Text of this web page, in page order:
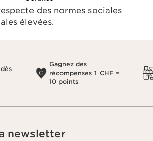
des normes sociales
élevées.
Gagnez des
récompenses 1 CHF =
10 points
newsletter